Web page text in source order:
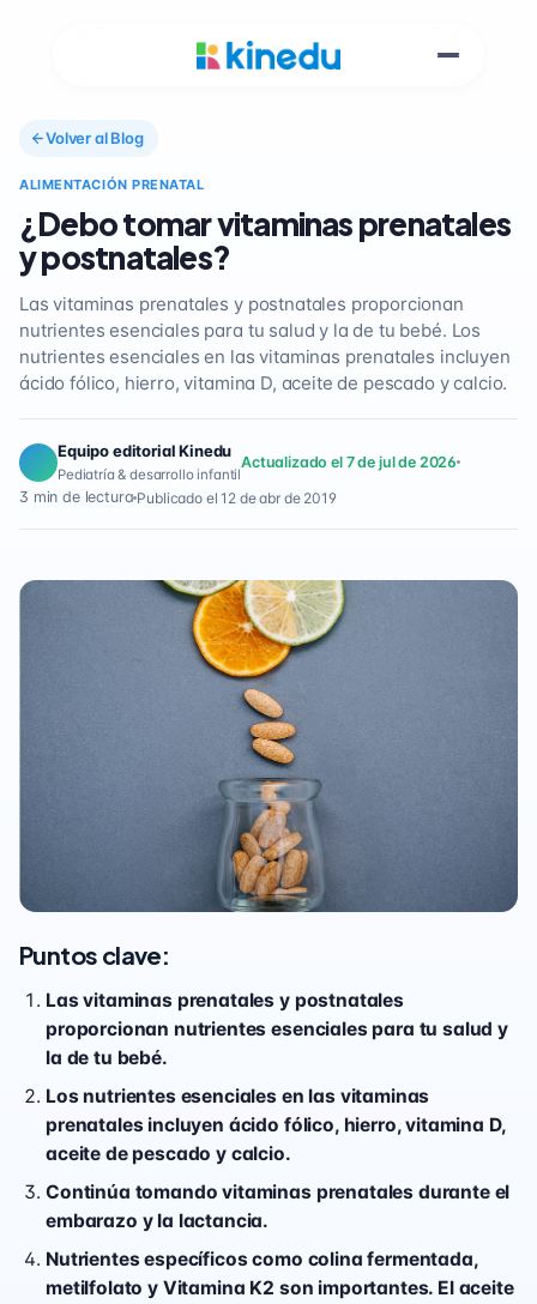
Volver al Blog
ALIMENTACIÓN PRENATAL
¿Debo tomar vitaminas prenatales
y postnatales?
Las vitaminas prenatales y postnatales proporcionan
nutrientes esenciales para tu salud y la de tu bebé. Los
nutrientes esenciales en las vitaminas prenatales incluyen
ácido fólico, hierro, vitamina D, aceite de pescado y calcio.
Equipo editorial Kinedu
Pediatría & desarrollo infantil
Actualizado el 7 de jul de 2026
3 min de lectura Publicado el 12 de abr de 2019
Puntos clave:
Las vitaminas prenatales y postnatales
proporcionan nutrientes esenciales para tu salud y
la de tu bebé.
Los nutrientes esenciales en las vitaminas
prenatales incluyen ácido fólico, hierro, vitamina D,
aceite de pescado y calcio.
Continúa tomando vitaminas prenatales durante el
embarazo y la lactancia.
Nutrientes específicos como colina fermentada,
metilfolato y Vitamina K2 son importantes. El aceite